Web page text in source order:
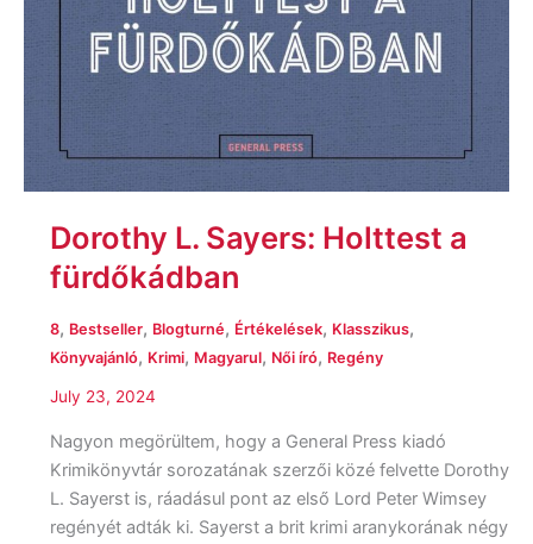
Dorothy L. Sayers: Holttest a
fürdőkádban
8, Bestseller, Blogturné, Értékelések, Klasszikus,
Könyvajánló, Krimi, Magyarul, Női író, Regény
July 23, 2024
Nagyon megörültem, hogy a General Press kiadó
Krimikönyvtár sorozatának szerzői közé felvette Dorothy
L. Sayerst is, ráadásul pont az első Lord Peter Wimsey
regényét adták ki. Sayerst a brit krimi aranykorának négy